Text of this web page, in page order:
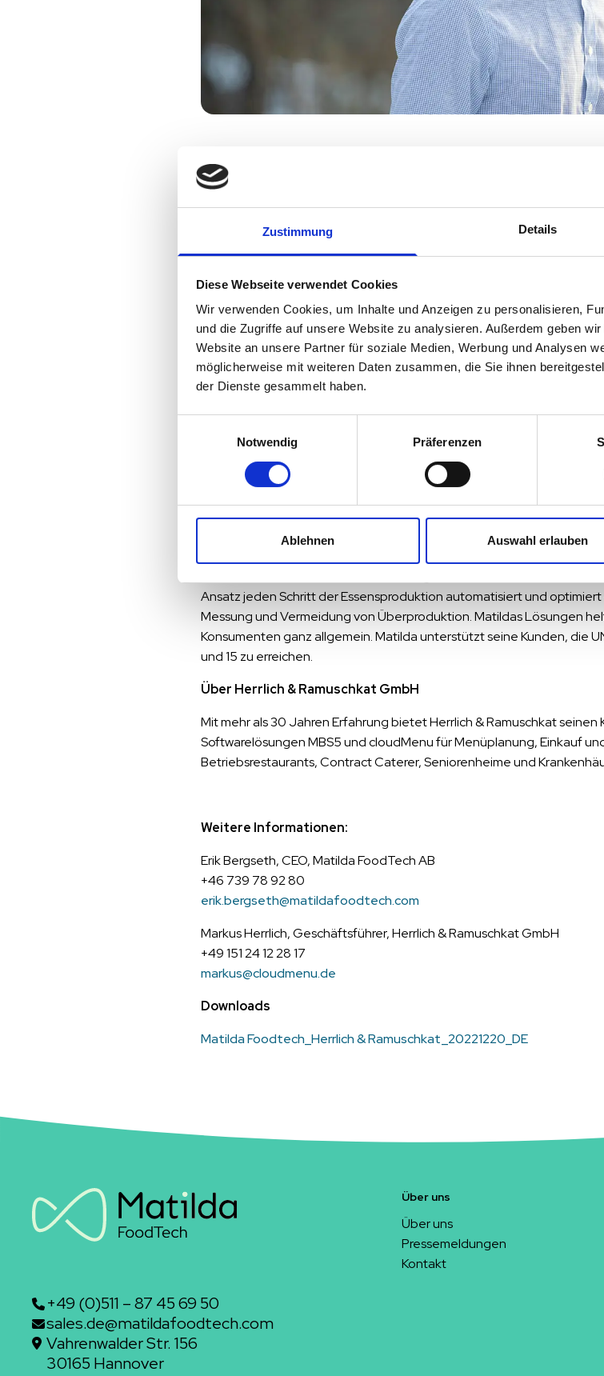
Zustimmung Details
Diese Webseite verwendet Cookies
Wir verwenden Cookies, um Inhalte und Anzeigen zu personalisieren,
und die Zugriffe auf unsere Website zu analysieren. Außerdem geben
Website an unsere Partner für soziale Medien, Werbung und Analysen
möglicherweise mit weiteren Daten zusammen, die Sie ihnen
der Dienste gesammelt haben.
Notwendig
Präferenzen
Ablehnen Auswahl erlauben
Nachhaltigkeitsziele einhalten, unterschiedlichste
sehen wachsenden Bedarf für unsere Lösungen in Europa und freuen
Partner in der DACH-Region gefunden zu haben. Herrlich &
exzellente Lösung,” erläutert Bergseth.
Herrlich & Ramuschkat ist ein führender Anbieter von Software und
Gemeinschaftsgastronomie in der DACH-Region. Zu seinen Kunden
Seniorenheime und Krankenhäuser.
“Matilda FoodTech ist der perfekte Partner für uns,” ergänzt Markus
Ramuschkat. ”Gemeinsam können wir unseren Kunden eine
Herrlich & Ramuschkat wird seine Kunden weiterhin mit MBS5 und
Service Resource Management (FSRM)-Plattform sind.
Über Matilda FoodTech AB
Ansatz jeden Schritt der Essensproduktion automatisiert und
Messung und Vermeidung von Überproduktion. Matildas Lösungen
Konsumenten ganz allgemein. Matilda unterstützt seine Kunden, die
und 15 zu erreichen.
Über Herrlich & Ramuschkat GmbH
Mit mehr als 30 Jahren Erfahrung bietet Herrlich & Ramuschkat
Softwarelösungen MBS5 und cloudMenu für Menüplanung, Einkauf
Betriebsrestaurants, Contract Caterer, Seniorenheime und
Weitere Informationen:
Erik Bergseth, CEO, Matilda FoodTech AB
+46 739 78 92 80
erik.bergseth@matildafoodtech.com
Markus Herrlich, Geschäftsführer, Herrlich & Ramuschkat GmbH
+49 151 24 12 28 17
markus@cloudmenu.de
Downloads
Matilda Foodtech_Herrlich & Ramuschkat_20221220_DE
+49 (0)511 – 87 45 69 50
sales.de@matildafoodtech.com
Vahrenwalder Str. 156
30165 Hannover
Über uns
Über uns
Pressemeldungen
Kontakt